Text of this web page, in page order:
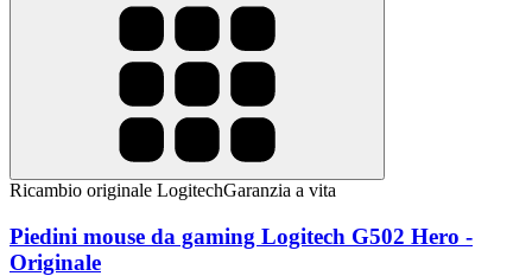
Ricambio originale LogitechGaranzia a vita
Piedini mouse da gaming Logitech G502 Hero -
Originale